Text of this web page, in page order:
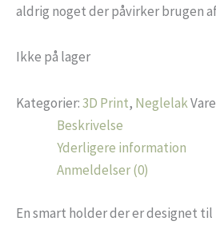
aldrig noget der påvirker brugen
Ikke på lager
Kategorier:3D Print, Neglelak
Beskrivelse
Yderligere information
Anmeldelser (0)
En smart holder der er designet